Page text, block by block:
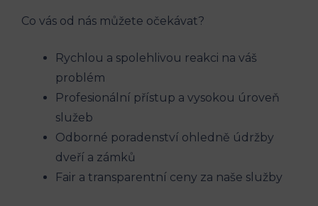
Co vás od nás můžete očekávat?
Rychlou a spolehlivou reakci na váš
problém
Profesionální přístup a vysokou úroveň
služeb
Odborné poradenství ohledně údržby
dveří a zámků
Fair a transparentní ceny za naše služby